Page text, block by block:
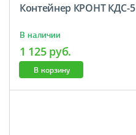
Контейнер КРОНТ КДС-5
В наличии
1 125 руб.
В корзину